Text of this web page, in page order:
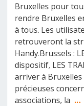
Bruxelles pour
rendre Bruxelles
à tous. Les
retrouveront la
Handy.Brussels :
dispositif, LES
arriver à Bruxelles
précieuses
associations, la …